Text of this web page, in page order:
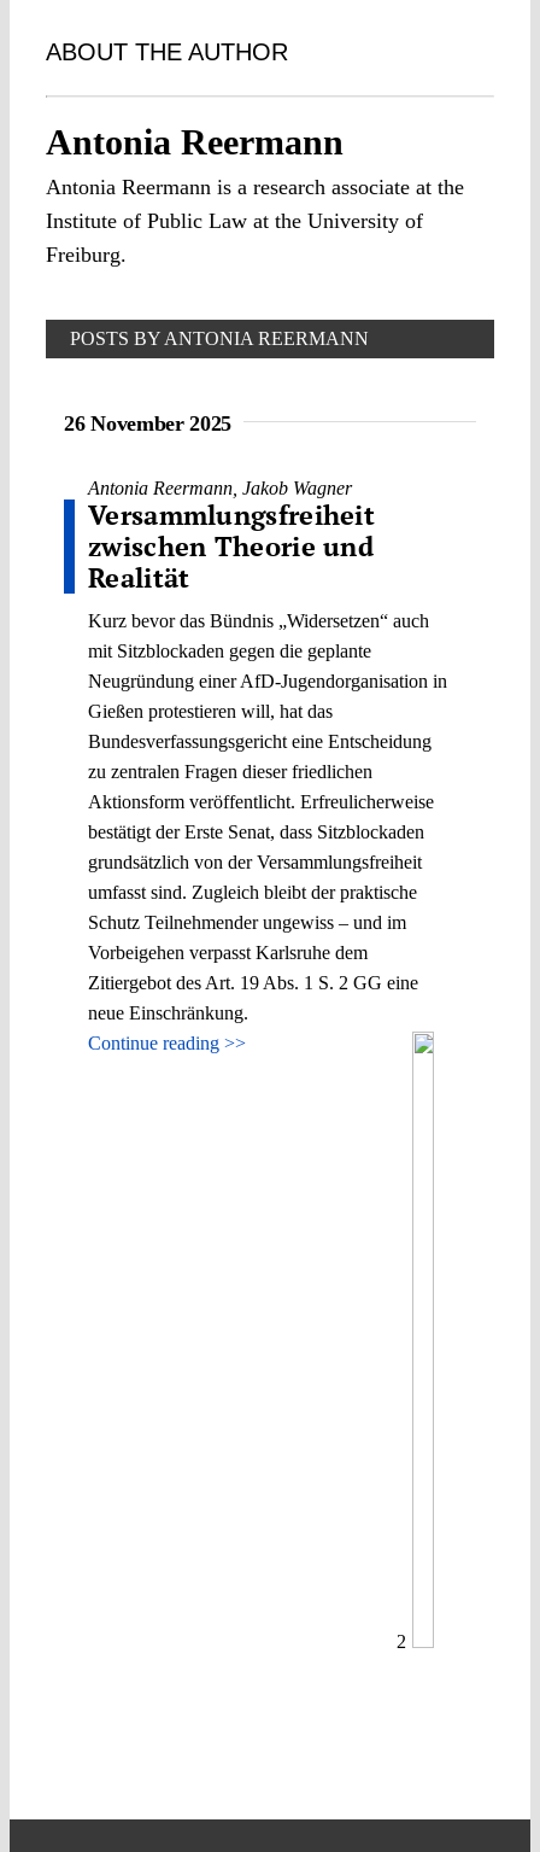
ABOUT THE AUTHOR
Antonia Reermann
Antonia Reermann is a research associate at the
Institute of Public Law at the University of
Freiburg.
POSTS BY ANTONIA REERMANN
26 November 2025
Antonia Reermann Jakob Wagner
Versammlungsfreiheit
zwischen Theorie und
Realität
Kurz bevor das Bündnis „Widersetzen“ auch
mit Sitzblockaden gegen die geplante
Neugründung einer AfD-Jugendorganisation in
Gießen protestieren will, hat das
Bundesverfassungsgericht eine Entscheidung
zu zentralen Fragen dieser friedlichen
Aktionsform veröffentlicht. Erfreulicherweise
bestätigt der Erste Senat, dass Sitzblockaden
grundsätzlich von der Versammlungsfreiheit
umfasst sind. Zugleich bleibt der praktische
Schutz Teilnehmender ungewiss ‒ und im
Vorbeigehen verpasst Karlsruhe dem
Zitiergebot des Art. 19 Abs. 1 S. 2 GG eine
neue Einschränkung.
Continue reading >>
2